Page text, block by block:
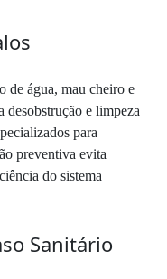
de água, mau cheiro e
desobstrução e limpeza
para
preventiva evita
do sistema
Sanitário